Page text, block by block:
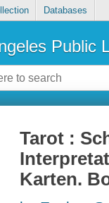
Databases
Public
Tarot :
Karten.